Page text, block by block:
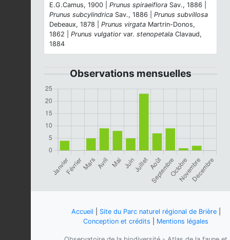
E.G.Camus, 1900 | Prunus spiraeiflora Sav., 1886 |
Prunus subcylindrica Sav., 1886 | Prunus subvillosa
Debeaux, 1878 | Prunus virgata Martrin-Donos,
1862 | Prunus vulgatior var. stenopetala Clavaud,
1884
Observations mensuelles
Accueil Site du Parc naturel régional de Brière|
Conception et crédits
Mentions légales